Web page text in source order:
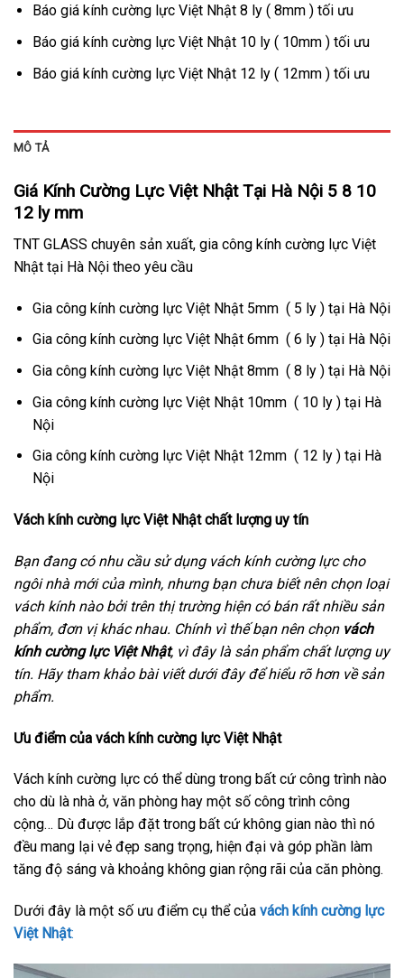
Báo giá kính cường lực Việt Nhật 8 ly ( 8mm ) tối ưu
Báo giá kính cường lực Việt Nhật 10 ly ( 10mm ) tối ưu
Báo giá kính cường lực Việt Nhật 12 ly ( 12mm ) tối ưu
MÔ TẢ
Giá Kính Cường Lực Việt Nhật Tại Hà Nội 5 8 10
12 ly mm
TNT GLASS chuyên sản xuất, gia công kính cường lực Việt
Nhật tại Hà Nội theo yêu cầu
Gia công kính cường lực Việt Nhật 5mm ( 5 ly ) tại Hà Nội
Gia công kính cường lực Việt Nhật 6mm ( 6 ly ) tại Hà Nội
Gia công kính cường lực Việt Nhật 8mm ( 8 ly ) tại Hà Nội
Gia công kính cường lực Việt Nhật 10mm ( 10 ly ) tại Hà
Nội
Gia công kính cường lực Việt Nhật 12mm ( 12 ly ) tại Hà
Nội
Vách kính cường lực Việt Nhật chất lượng uy tín
Bạn đang có nhu cầu sử dụng vách kính cường lực cho
ngôi nhà mới của mình, nhưng bạn chưa biết nên chọn loại
vách kính nào bởi trên thị trường hiện có bán rất nhiều sản
phẩm, đơn vị khác nhau. Chính vì thế bạn nên chọn vách
kính cường lực Việt Nhật, vì đây là sản phẩm chất lượng uy
tín. Hãy tham khảo bài viết dưới đây để hiểu rõ hơn về sản
phẩm.
Ưu điểm của vách kính cường lực Việt Nhật
Vách kính cường lực có thể dùng trong bất cứ công trình nào
cho dù là nhà ở, văn phòng hay một số công trình công
cộng… Dù được lắp đặt trong bất cứ không gian nào thì nó
đều mang lại vẻ đẹp sang trọng, hiện đại và góp phần làm
tăng độ sáng và khoảng không gian rộng rãi của căn phòng.
Dưới đây là một số ưu điểm cụ thể của vách kính cường lực
Việt Nhật: